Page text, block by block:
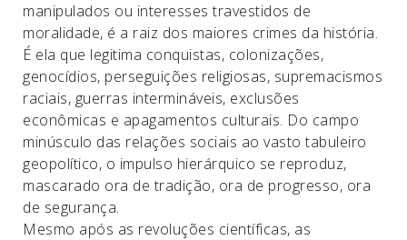
manipulados ou interesses travestidos de
moralidade, é a raiz dos maiores crimes da história.
É ela que legitima conquistas, colonizações,
genocídios, perseguições religiosas, supremacismos
raciais, guerras intermináveis, exclusões
econômicas e apagamentos culturais. Do campo
minúsculo das relações sociais ao vasto tabuleiro
geopolítico, o impulso hierárquico se reproduz,
mascarado ora de tradição, ora de progresso, ora
de segurança.
Mesmo após as revoluções científicas, as